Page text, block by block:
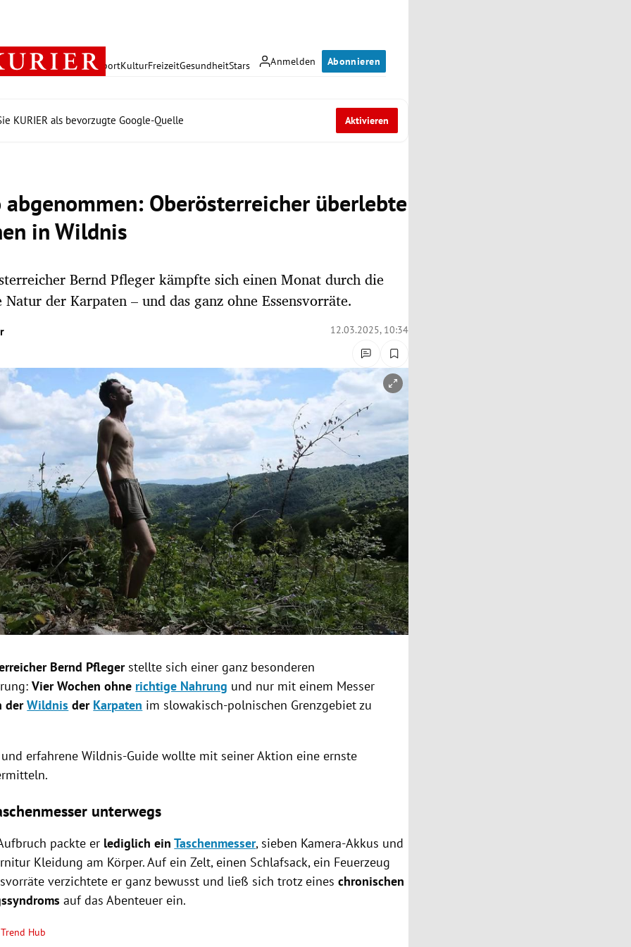
Anmelden Abonnieren
PolitikWirtschaft SportKulturFreizeitGesundheitStars
KURIER als bevorzugte Google-Quelle Aktivieren
Oberösterreicher überlebte
in Wildnis
Bernd Pfleger kämpfte sich einen Monat durch die
der Karpaten – und das ganz ohne Essensvorräte.
12.03.2025, 10:34
öffnen/schließen
Bernd Pflegerstellte sich einer ganz besonderen
Vier Wochen ohne richtige Nahrung und nur mit einem Messer
derWildnis der Karpaten imslowakisch-polnischen Grenzgebiet zu
erfahrene Wildnis-Guide wollte mit seiner Aktion eine ernste
unterwegs
packte er lediglich einTaschenmesser, sieben Kamera-Akkus und
Kleidung am Körper. Auf ein Zelt, einen Schlafsack, ein Feuerzeug
verzichtete er ganz bewusst und ließ sich trotz eineschronischen
auf das Abenteuer ein.
Trend Hub